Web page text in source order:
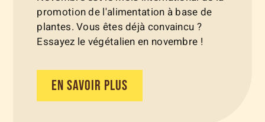
promotion de l'alimentation à base de
plantes. Vous êtes déjà convaincu ?
Essayez le végétalien en novembre !
EN SAVOIR PLUS